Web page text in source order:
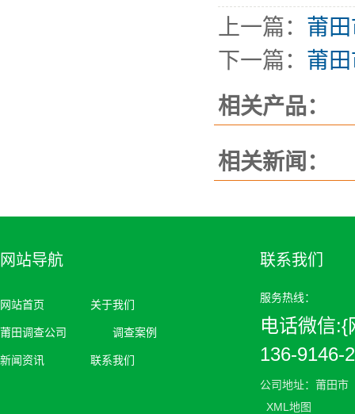
上一篇： 莆
下一篇： 莆
相关产品：
相关新闻：
网站导航
网站首页 关于我们
莆田调查公司 调查案例
新闻资讯 联系我们
联系我们
服务热线：
电话微信:{
136-9146-
公司地址：莆田市
XML地图